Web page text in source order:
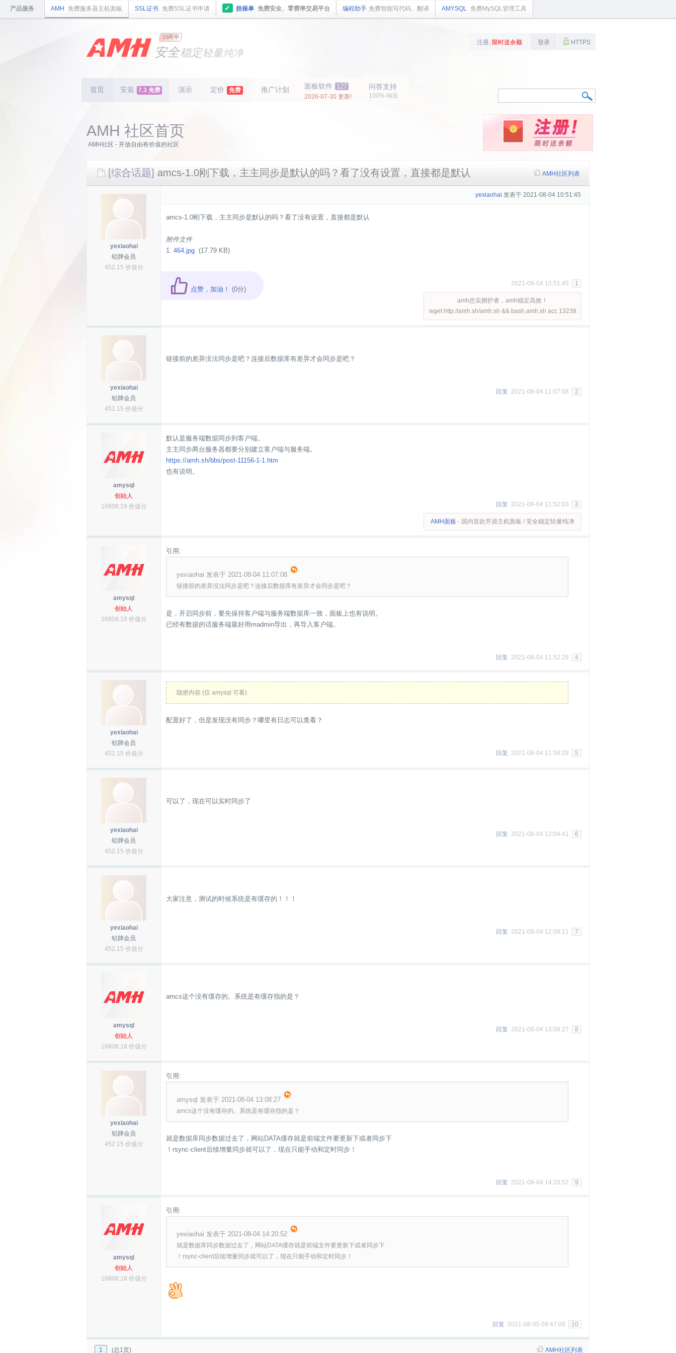
产品服务 AMH 免费服务器主机面板 SSL证书 免费SSL证书申请 ✓ 担保单 免费安全、零费率交易平台 编程助手 免费智能写代码、翻译 AMYSQL 免费MySQL管理工具
15周年
国内领先
安全稳定轻量纯净
首页 安装 7.3 免费 演示 定价 免费 推广计划 面板软件 127
2026-07-30 更新!
问答支持
100% 响应
注册, 限时送余额 登录 HTTPS
AMH 社区首页
AMH社区 - 开放自由有价值的社区
[综合话题] amcs-1.0刚下载，主主同步是默认的吗？看了没有设置，直接都是默认 AMH社区列表
yexiaohai
铝牌会员
452.15 价值分
yexiaohai 发表于 2021-08-04 10:51:45
amcs-1.0刚下载，主主同步是默认的吗？看了没有设置，直接都是默认
附件文件
1. 464.jpg (17.79 KB)
点赞，加油！ (0分)
2021-08-04 10:51:45 1
amh忠实拥护者，amh稳定高效！
wget http://amh.sh/amh.sh && bash amh.sh acc 13238
yexiaohai
铝牌会员
452.15 价值分
链接前的差异没法同步是吧？连接后数据库有差异才会同步是吧？
回复 2021-08-04 11:07:08 2
amysql
创始人
16808.18 价值分
默认是服务端数据同步到客户端。
主主同步两台服务器都要分别建立客户端与服务端。
https://amh.sh/bbs/post-11156-1-1.htm
也有说明。
回复 2021-08-04 11:52:03 3
AMH面板 - 国内首款开源主机面板 / 安全稳定轻量纯净
amysql
创始人
16808.18 价值分
引用:
yexiaohai 发表于 2021-08-04 11:07:08
链接前的差异没法同步是吧？连接后数据库有差异才会同步是吧？
是，开启同步前，要先保持客户端与服务端数据库一致，面板上也有说明。
已经有数据的话服务端最好用madmin导出，再导入客户端。
回复 2021-08-04 11:52:28 4
yexiaohai
铝牌会员
452.15 价值分
隐密内容 (仅 amysql 可看)
配置好了，但是发现没有同步？哪里有日志可以查看？
回复 2021-08-04 11:58:28 5
yexiaohai
铝牌会员
452.15 价值分
可以了，现在可以实时同步了
回复 2021-08-04 12:04:41 6
yexiaohai
铝牌会员
452.15 价值分
大家注意，测试的时候系统是有缓存的！！！
回复 2021-08-04 12:08:11 7
amysql
创始人
16808.18 价值分
amcs这个没有缓存的。系统是有缓存指的是？
回复 2021-08-04 13:08:27 8
yexiaohai
铝牌会员
452.15 价值分
引用:
amysql 发表于 2021-08-04 13:08:27
amcs这个没有缓存的。系统是有缓存指的是？
就是数据库同步数据过去了，网站DATA缓存就是前端文件要更新下或者同步下
！rsync-client后续增量同步就可以了，现在只能手动和定时同步！
回复 2021-08-04 14:20:52 9
amysql
创始人
16808.18 价值分
引用:
yexiaohai 发表于 2021-08-04 14:20:52
就是数据库同步数据过去了，网站DATA缓存就是前端文件要更新下或者同步下
！rsync-client后续增量同步就可以了，现在只能手动和定时同步！
回复 2021-08-05 09:47:08 10
1 (总1页) AMH社区列表